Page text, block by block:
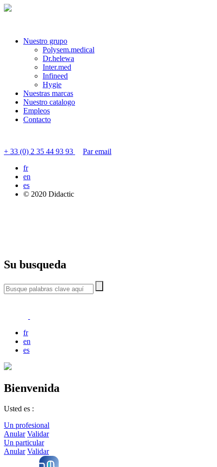
Nuestro grupo
Polysem.medical
Dr.helewa
Inter.med
Infineed
Hygie
Nuestras marcas
Nuestro catalogo
Empleos
Contacto
+ 33 (0) 2 35 44 93 93
Par email
fr
en
es
© 2020 Didactic
Su busqueda
fr
en
es
Bienvenida
Usted es :
Un profesional
Anular Validar
Un particular
Anular Validar